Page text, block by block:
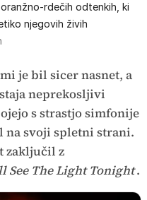
rdečih odtenkih, ki
njegovih živih
je bil sicer nasnet, a
neprekosljivi
s strastjo simfonije
na svoji spletni strani.
zaključil z
See The Light Tonight.